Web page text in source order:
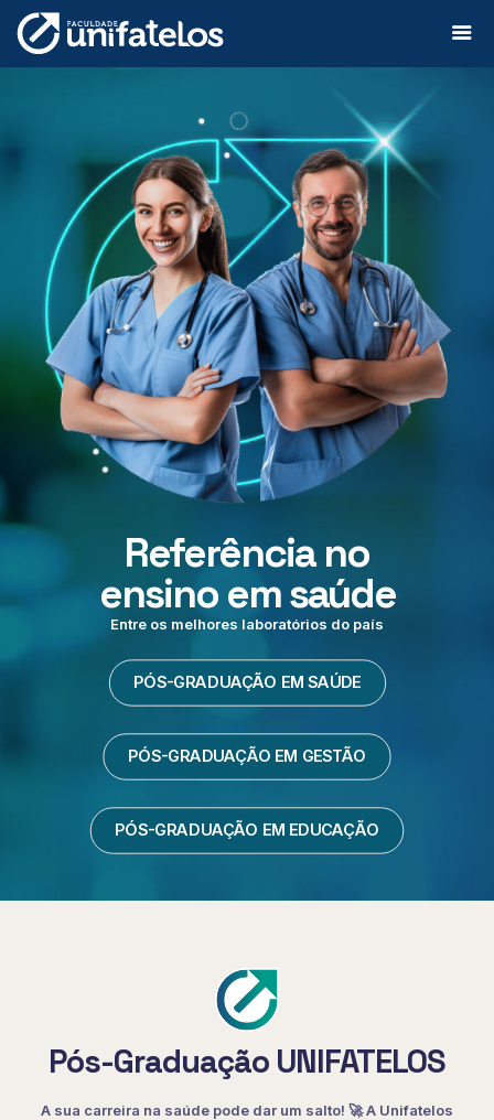
Referência no
ensino em saúde
Entre os melhores laboratórios do país
PÓS-GRADUAÇÃO EM SAÚDE
PÓS-GRADUAÇÃO EM GESTÃO
PÓS-GRADUAÇÃO EM EDUCAÇÃO
Pós-Graduação UNIFATELOS
A sua carreira na saúde pode dar um salto! 🚀 A Unifatelos